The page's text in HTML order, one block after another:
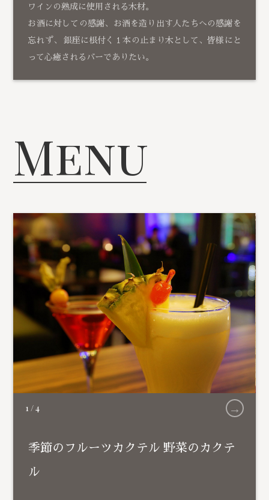
ワインの熟成に使用される木材。
お酒に対しての感謝、お酒を造り出す人たちへの感謝を
忘れず、 銀座に根付く１本の止まり木として、皆様にと
って心癒されるバーでありたい。
Menu
1 /4 →
季節のフルーツカクテル 野菜のカクテ
ル